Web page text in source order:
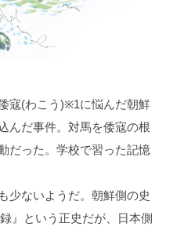
寇(わこう)※1に悩んだ朝鮮
んだ事件。対馬を倭寇の根
だった。学校で習った記憶
少ないようだ。朝鮮側の史
』という正史だが、日本側